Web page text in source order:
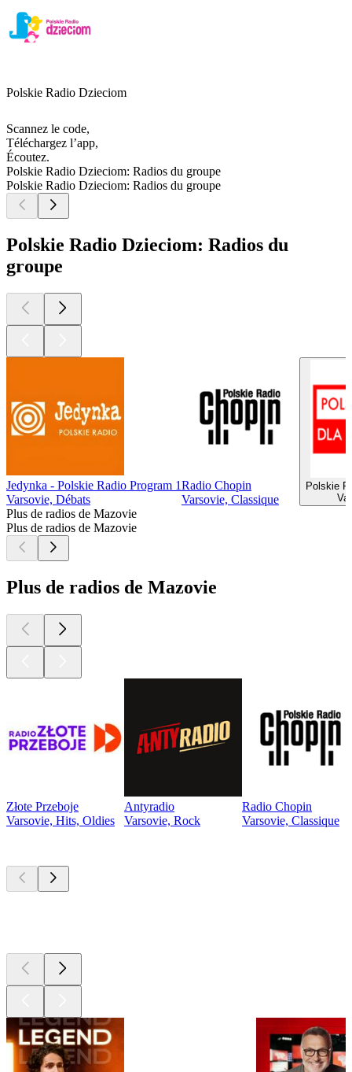
Polskie Radio Dzieciom
Scannez le code,
Téléchargez l’app,
Écoutez.
Polskie Radio Dzieciom: Radios du groupe
Polskie Radio Dzieciom: Radios du groupe
Polskie Radio Dzieciom: Radios du
groupe
Jedynka - Polskie Radio Program 1
Varsovie, Débats
Radio Chopin
Varsovie, Classique
Polskie
Plus de radios de Mazovie
Plus de radios de Mazovie
Plus de radios de Mazovie
Złote Przeboje
Varsovie, Hits, Oldies
Antyradio
Varsovie, Rock
Radio Chopin
Varsovie, Classique